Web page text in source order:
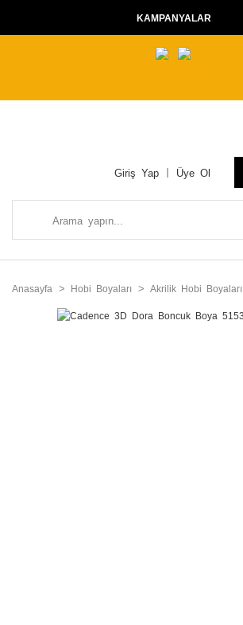
KAMPANYALAR
Giriş Yap Üye Ol
Anasayfa Hobi Boyaları Akrilik Hobi Boyaları